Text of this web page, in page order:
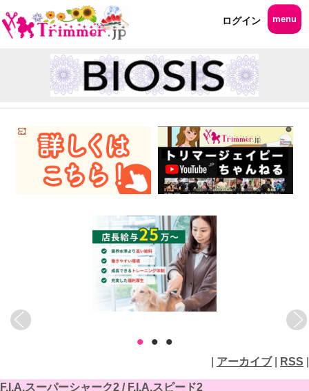
ログイン menu
• • •
アーカイブ| RSS
F.I.A.スーパーシャーク2 / F.I.A.スピード2